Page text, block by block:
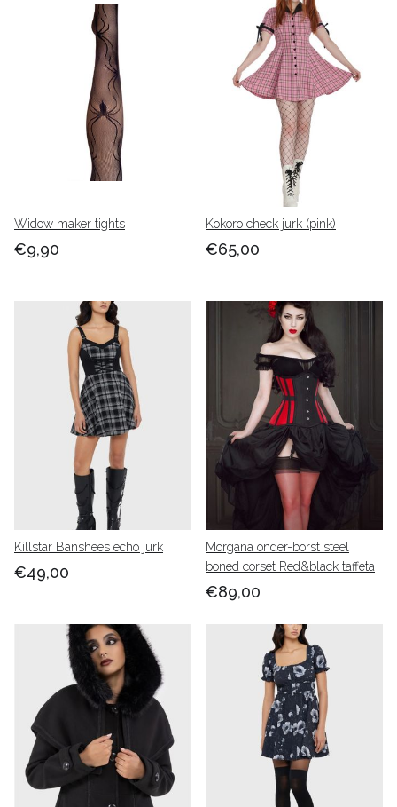
Widow maker tights
€9,90
Kokoro check jurk (pink)
€65,00
Killstar Banshees echo jurk
€49,00
Morgana onder-borst steel
boned corset Red&black taffeta
€89,00